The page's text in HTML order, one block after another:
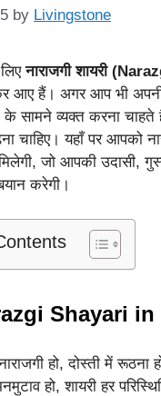
by Livingstone
नाराजगी शायरी
आए हैं। अगर आप भी अपनी
के सामने व्यक्त करना
चाहिए। यहाँ पर आपको
मिलेगी, जो आपकी उदासी,
करेगी।
Shayari in
हो, दोस्ती में रूठना
हो, शायरी हर